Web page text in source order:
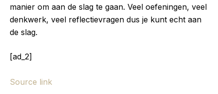
manier om aan de slag te gaan. Veel oefeningen, veel
denkwerk, veel reflectievragen dus je kunt echt aan
de slag.
[ad_2]
Source link